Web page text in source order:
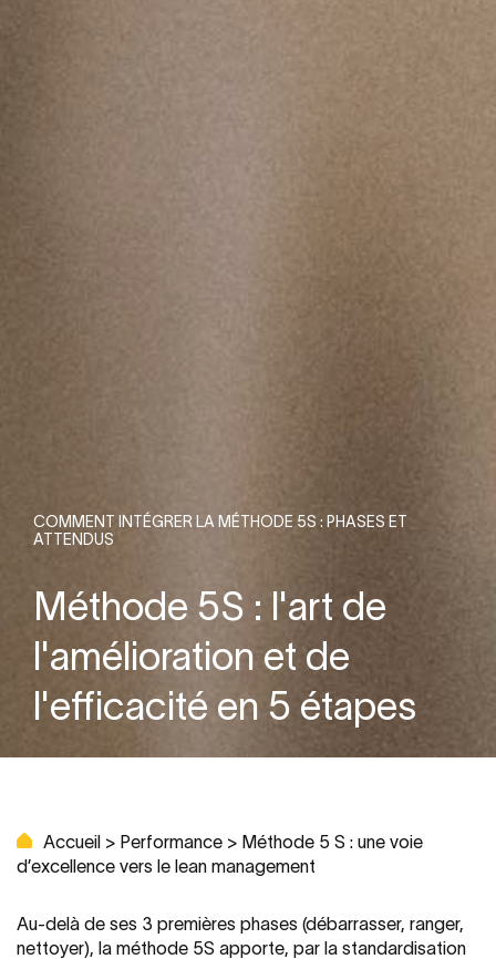
COMMENT INTÉGRER LA MÉTHODE 5S : PHASES ET
ATTENDUS
Méthode 5S : l'art de
l'amélioration et de
l'efficacité en 5 étapes
Accueil > Performance > Méthode 5 S : une voie
d’excellence vers le lean management
Au-delà de ses 3 premières phases (débarrasser, ranger,
nettoyer), la méthode 5S apporte, par la standardisation